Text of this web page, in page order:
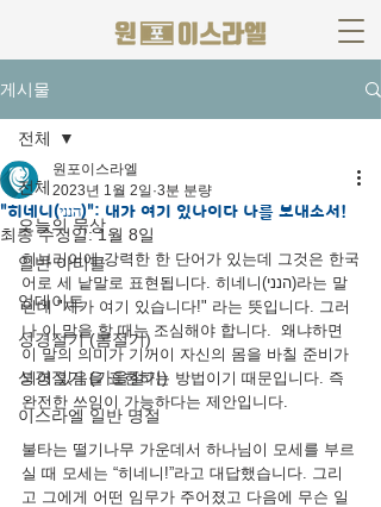
게시물
전체
오늘의 묵상
일반 아티클
업데이트
성경절기 (봄절기)
성경절기 (가을절기)
이스라엘 일반 명절
전체
"히네니(הנני)": 내가 여기 있나이다 나를 보내소서!
원포이스라엘
2023년 1월 2일 3분 분량
최종 수정일:1월 8일
히브리어에 강력한 한 단어가 있는데 그것은 한국
어로 세 낱말로 표현됩니다. 히네니(הנני)라는 말
인데 "제가 여기 있습니다!" 라는 뜻입니다. 그러
나 이 말을 할 때는 조심해야 합니다.  왜냐하면
이 말의 의미가 기꺼이 자신의 몸을 바칠 준비가
되어 있음을 표현하는 방법이기 때문입니다. 즉
완전한 쓰임이 가능하다는 제안입니다.
불타는 떨기나무 가운데서 하나님이 모세를 부르
실 때 모세는 “히네니!”라고 대답했습니다. 그리
고 그에게 어떤 임무가 주어졌고 다음에 무슨 일